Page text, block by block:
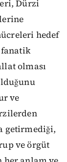
Dürzi
hedef
olması
ve
getirmediği,
ve örgüt